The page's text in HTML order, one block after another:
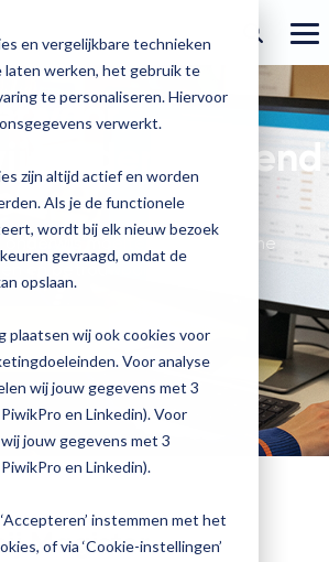
en vergelijkbare technieken
laten werken, het gebruik te
te personaliseren. Hiervoor
verwerkt.
zijn altijd actief en worden
Als je de functionele
wordt bij elk nieuw bezoek
gevraagd, omdat de
opslaan.
plaatsen wij ook cookies voor
Voor analyse
wij jouw gegevens met 3
en Linkedin). Voor
jouw gegevens met 3
en Linkedin).
instemmen met het
of via ‘Cookie-instellingen’
Magister To do
Magister Join
Magister Inzicht
Magister Kluisjes
alle
oplossingen
hoe
school
vooruit
Plan
afspraak
en
ontdek
de
Training op jouw school
Praktische informatie
de
Check-
heb
snel
inzicht
in
de
voor
onderwijs moeiteloos met slimme
en betrouwbare informatie.
services
Magister.